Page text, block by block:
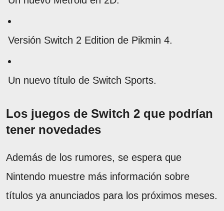
Versión Switch 2 Edition de Pikmin 4.
Un nuevo título de Switch Sports.
Los juegos de Switch 2 que podrían
tener novedades
Además de los rumores, se espera que
Nintendo muestre más información sobre
títulos ya anunciados para los próximos meses.